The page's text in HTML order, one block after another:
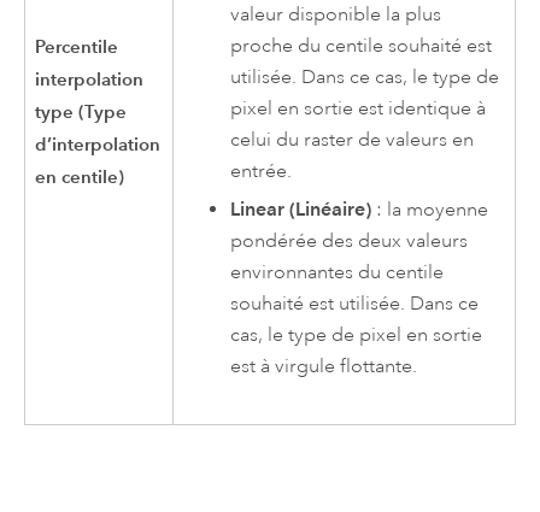
Percentile
interpolation
type (Type
d’interpolation
en centile)
valeur disponible la plus
proche du centile souhaité est
utilisée. Dans ce cas, le type de
pixel en sortie est identique à
celui du raster de valeurs en
entrée.
Linear (Linéaire) : la moyenne
pondérée des deux valeurs
environnantes du centile
souhaité est utilisée. Dans ce
cas, le type de pixel en sortie
est à virgule flottante.